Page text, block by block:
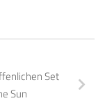
Set
Sun